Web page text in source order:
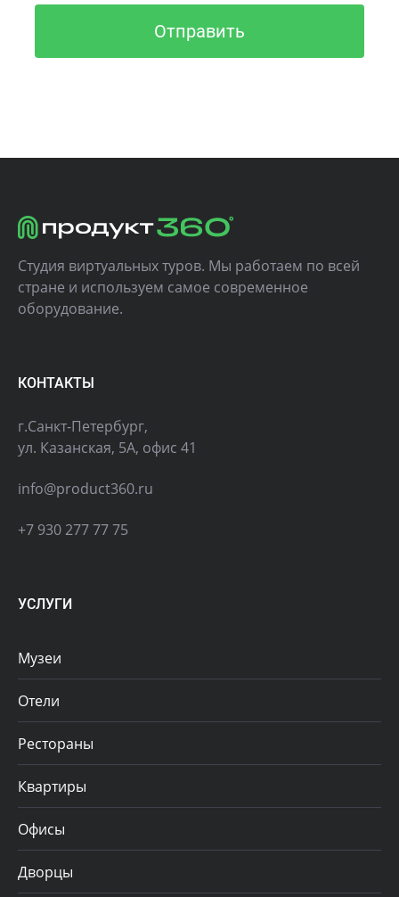
Отправить
Студия виртуальных туров. Мы работаем по всей
стране и используем самое современное
оборудование.
КОНТАКТЫ
г.Санкт-Петербург,
ул. Казанская, 5А, офис 41
info@product360.ru
+7 930 277 77 75
УСЛУГИ
Музеи
Отели
Рестораны
Квартиры
Офисы
Дворцы